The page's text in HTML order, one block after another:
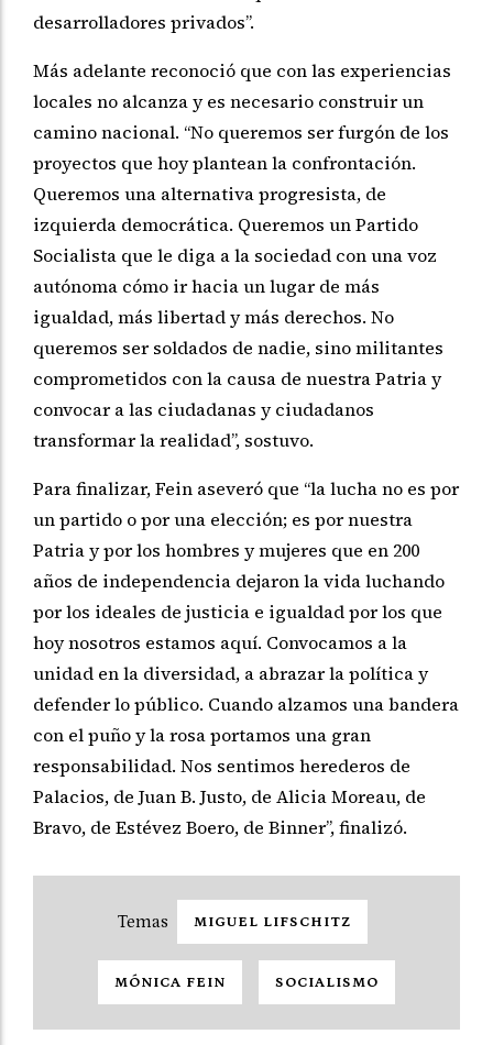
desarrolladores privados”.
Más adelante reconoció que con las experiencias
locales no alcanza y es necesario construir un
camino nacional. “No queremos ser furgón de los
proyectos que hoy plantean la confrontación.
Queremos una alternativa progresista, de
izquierda democrática. Queremos un Partido
Socialista que le diga a la sociedad con una voz
autónoma cómo ir hacia un lugar de más
igualdad, más libertad y más derechos. No
queremos ser soldados de nadie, sino militantes
comprometidos con la causa de nuestra Patria y
convocar a las ciudadanas y ciudadanos
transformar la realidad”, sostuvo.
Para finalizar, Fein aseveró que “la lucha no es por
un partido o por una elección; es por nuestra
Patria y por los hombres y mujeres que en 200
años de independencia dejaron la vida luchando
por los ideales de justicia e igualdad por los que
hoy nosotros estamos aquí. Convocamos a la
unidad en la diversidad, a abrazar la política y
defender lo público. Cuando alzamos una bandera
con el puño y la rosa portamos una gran
responsabilidad. Nos sentimos herederos de
Palacios, de Juan B. Justo, de Alicia Moreau, de
Bravo, de Estévez Boero, de Binner”, finalizó.
MIGUEL LIFSCHITZ
MÓNICA FEIN SOCIALISMO